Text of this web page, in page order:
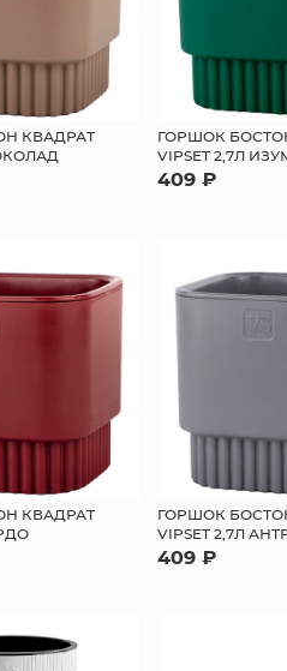
КВАДРАТ
ГОРШОК
VIPSET 2,7Л
409 ₽
КВАДРАТ
ГОРШОК
VIPSET 2,7Л
409 ₽